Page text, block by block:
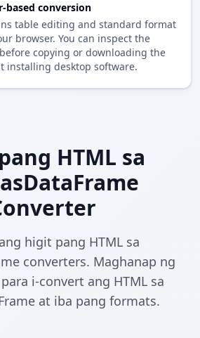
based conversion
table editing and standard format
browser. You can inspect the
copying or downloading the
installing desktop software.
HTML sa
higit pang HTML sa
converters. Maghanap ng
i-convert ang HTML sa
at iba pang formats.